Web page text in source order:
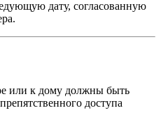
дату, согласованную
или к дому должны быть
доступа